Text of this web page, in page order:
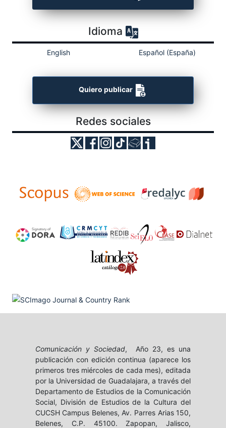
Idioma
English Español (España)
Quiero publicar
Redes sociales
Comunicación y Sociedad, Año 23, es una
publicación con edición continua (aparece los
primeros tres miércoles de cada mes), editada
por la Universidad de Guadalajara, a través del
Departamento de Estudios de la Comunicación
Social, División de Estudios de la Cultura del
CUCSH Campus Belenes, Av. Parres Arias 150,
Belenes, C.P. 45100. Zapopan, Jalisco,